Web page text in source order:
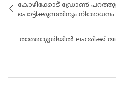
കോഴിക്കോട് ഡ്രോണ്‍
പൊട്ടിക്കുന്നതിനും നിരോധനം
താമരശ്ശേരിയില്‍ ലഹരിക്ക്